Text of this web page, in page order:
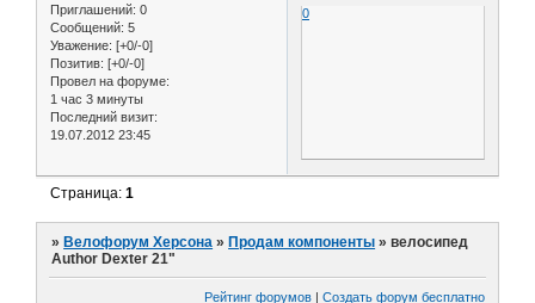
Приглашений: 0
Сообщений: 5
Уважение: [+0/-0]
Позитив: [+0/-0]
Провел на форуме:
1 час 3 минуты
Последний визит:
19.07.2012 23:45
0
Страница:1
» Велофорум Херсона » Продам компоненты »велосипед
Author Dexter 21"
Рейтинг форумов | Создать форум бесплатно